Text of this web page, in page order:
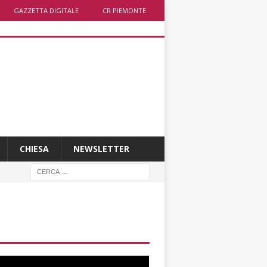
GAZZETTA DIGITALE CR PIEMONTE
CHIESA NEWSLETTER